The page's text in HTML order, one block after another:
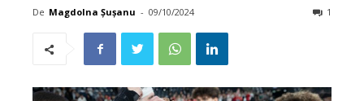
De Magdolna Șușanu - 09/10/2024 1